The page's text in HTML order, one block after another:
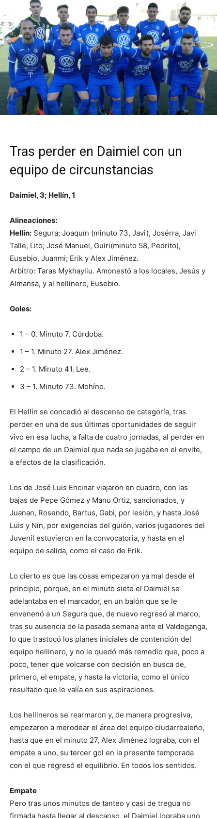
Tras perder en Daimiel con un
equipo de circunstancias
Daimiel, 3; Hellín, 1
Alineaciones:
Hellín: Segura; Joaquín (minuto 73, Javi), Josérra, Javi
Talle, Lito; José Manuel, Guiri(minuto 58, Pedrito),
Eusebio, Juanmi; Erik y Alex Jiménez.
Arbitro: Taras Mykhayliu. Amonestó a los locales, Jesús y
Almansa, y al hellinero, Eusebio.
Goles:
1 – 0. Minuto 7. Córdoba.
1 – 1. Minuto 27. Alex Jiménez.
2 – 1. Minuto 41. Lee.
3 – 1. Minuto 73. Mohíno.
El Hellín se concedió al descenso de categoría, tras
perder en una de sus últimas oportunidades de seguir
vivo en esa lucha, a falta de cuatro jornadas, al perder en
el campo de un Daimiel que nada se jugaba en el envite,
a efectos de la clasificación.
Los de José Luis Encinar viajaron en cuadro, con las
bajas de Pepe Gómez y Manu Ortiz, sancionados, y
Juanan, Rosendo, Bartus, Gabi, por lesión, y hasta José
Luis y Nin, por exigencias del guión, varios jugadores del
Juvenil estuvieron en la convocatoria, y hasta en el
equipo de salida, como el caso de Erik.
Lo cierto es que las cosas empezaron ya mal desde el
principio, porque, en el minuto siete el Daimiel se
adelantaba en el marcador, en un balón que se le
envenenó a un Segura que, de nuevo regresó al marco,
tras su ausencia de la pasada semana ante el Valdeganga,
lo que trastocó los planes iniciales de contención del
equipo hellinero, y no le quedó más remedio que, poco a
poco, tener que volcarse con decisión en busca de,
primero, el empate, y hasta la victoria, como el único
resultado que le valía en sus aspiraciones.
Los hellineros se rearmaron y, de manera progresiva,
empezaron a merodear el área del equipo ciudarrealeño,
hasta que en el minuto 27, Alex Jiménez lograba, con el
empate a uno, su tercer gol en la presente temporada
con el que regresó el equilibrio. En todos los sentidos.
Empate
Pero tras unos minutos de tanteo y casi de tregua no
firmada hasta llegar al descanso, el Daimiel lograba uno